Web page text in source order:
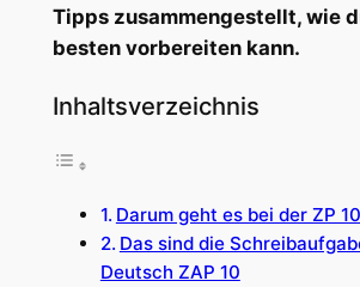
Tipps zusammengestellt, wie
besten vorbereiten kann.
Inhaltsverzeichnis
Darum geht es bei der ZP
Das sind die
Deutsch ZAP 10